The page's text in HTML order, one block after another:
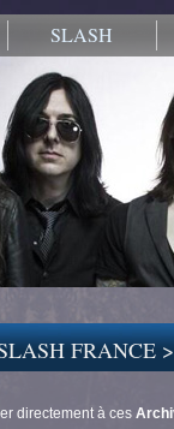
SLASH
FRANCE
directement à ces